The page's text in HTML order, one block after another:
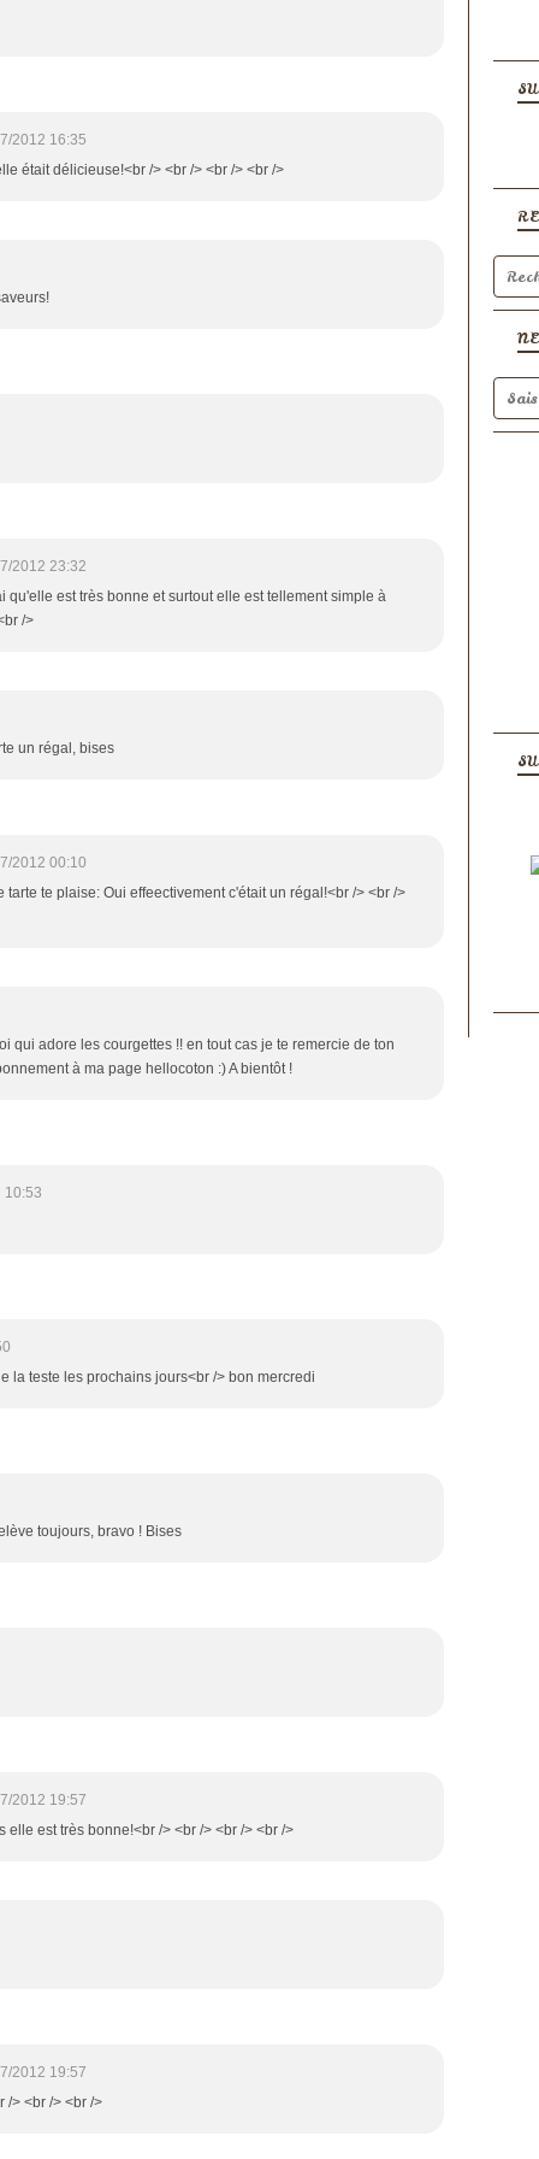
2012 16:35
était délicieuse!<br /> <br /> <br /> <br />
2012 23:32
qu'elle est très bonne et surtout elle est tellement simple à
/>
un régal, bises
2012 00:10
tarte te plaise: Oui effeectivement c'était un régal!<br /> <br />
qui adore les courgettes !! en tout cas je te remercie de ton
à ma page hellocoton :) A bientôt !
10:53
la teste les prochains jours<br /> bon mercredi
toujours, bravo ! Bises
2012 19:57
elle est très bonne!<br /> <br /> <br /> <br />
2012 19:57
/> <br /> <br />